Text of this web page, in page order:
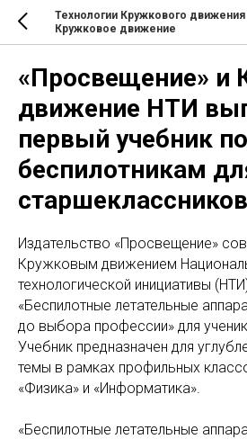
Технологии Кружкового движения
Кружковое движение
«Просвещение» и
движение НТИ
первый учебник по
беспилотникам
старшеклассников
Издательство «Просвещение»
Кружковым движением
технологической инициативы
«Беспилотные летательные
до выбора профессии» для
Учебник предназначен для
темы в рамках профильных
«Физика» и «Информатика».
«Беспилотные летательные